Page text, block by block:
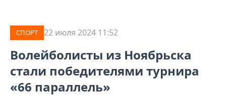
СПОРТ 22 июля 2024 11:52
Волейболисты из Ноябрьска
стали победителями турнира
«66 параллель»